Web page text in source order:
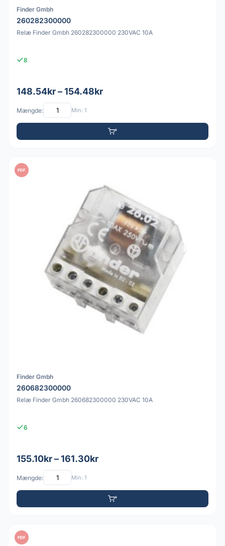
Finder Gmbh
260282300000
Relæ Finder Gmbh 260282300000 230VAC 10A
8
148.54kr – 154.48kr
Mængde: Min: 1
PDF
Finder Gmbh
260682300000
Relæ Finder Gmbh 260682300000 230VAC 10A
6
155.10kr – 161.30kr
Mængde: Min: 1
PDF